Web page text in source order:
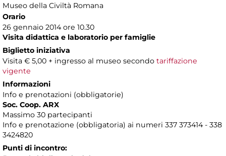
Museo della Civiltà Romana
Orario
26 gennaio 2014 ore 10.30
Visita didattica e laboratorio per famiglie
Biglietto iniziativa
Visita € 5,00 + ingresso al museo secondo tariffazione
vigente
Informazioni
Info e prenotazioni (obbligatorie)
Soc. Coop. ARX
Massimo 30 partecipanti
Info e prenotazione (obbligatoria) ai numeri 337 373414 - 338
3424820
Punti di incontro: